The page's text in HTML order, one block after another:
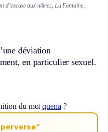
d’excuse aux nôtres, La Fontaine,
déviation
en particulier sexuel.
du motquena ?